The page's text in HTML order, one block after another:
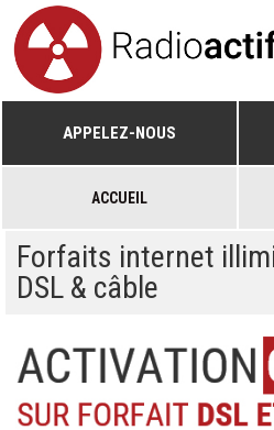
APPELEZ-NOUS
ACCUEIL
Forfaits internet
DSL & câble